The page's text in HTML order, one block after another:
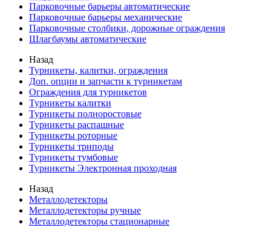
Парковочные барьеры автоматические
Парковочные барьеры механические
Парковочные столбики, дорожные ограждения
Шлагбаумы автоматические
Назад
Турникеты, калитки, ограждения
Доп. опции и запчасти к турникетам
Ограждения для турникетов
Турникеты калитки
Турникеты полноростовые
Турникеты распашные
Турникеты роторные
Турникеты триподы
Турникеты тумбовые
Турникеты Электронная проходная
Назад
Металлодетекторы
Металлодетекторы ручные
Металлодетекторы стационарные